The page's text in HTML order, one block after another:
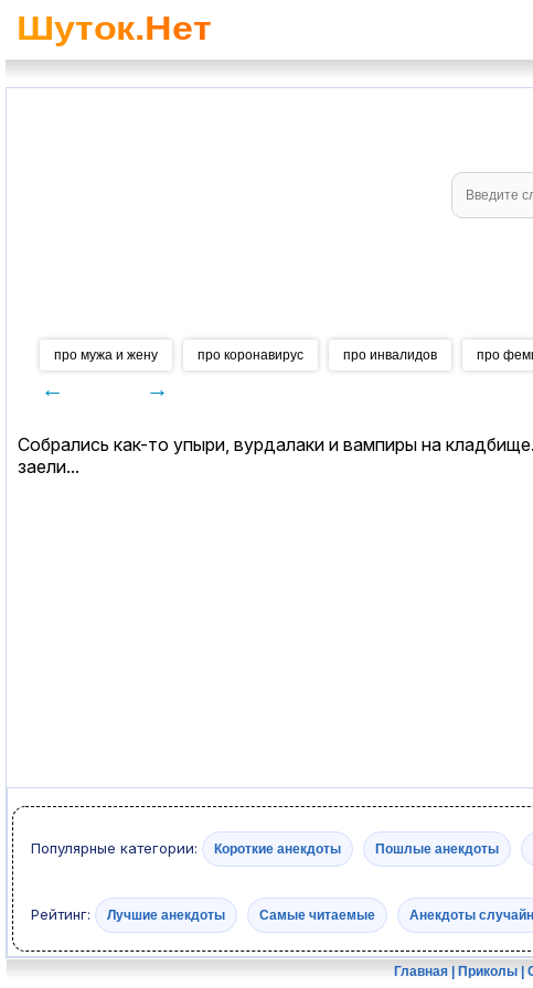
про мужа и жену про коронавирус про инвалидов про
← →
Собрались как-то упыри, вурдалаки и вампиры на
заели...
Популярные категории: Короткие анекдоты Пошлые анекдоты
Рейтинг: Лучшие анекдоты Самые читаемые Анекдоты
Главная| Приколы|